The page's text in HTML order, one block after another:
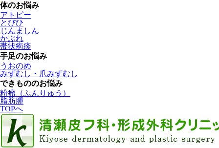
体のお悩み
アトピー
とびひ
じんましん
かぶれ
帯状疱疹
手足のお悩み
うおのめ
みずむし・爪みずむし
できもののお悩み
粉瘤（ふんりゅう）
脂肪腫
TOPへ